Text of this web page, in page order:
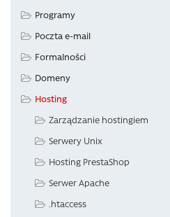
Programy
Poczta e-mail
Formalności
Domeny
Hosting
Zarządzanie hostingiem
Serwery Unix
Hosting PrestaShop
Serwer Apache
.htaccess